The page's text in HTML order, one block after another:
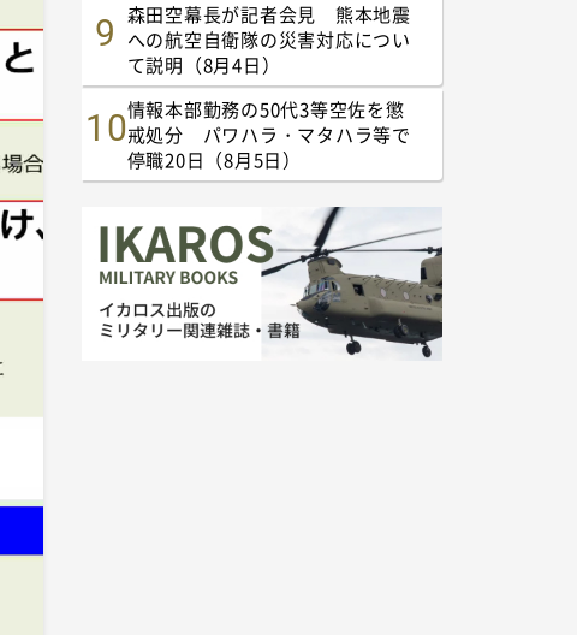
森田空幕長が記者会見 熊本地震
への航空自衛隊の災害対応につい
て説明（8月4日）
情報本部勤務の50代3等空佐を懲
戒処分 パワハラ・マタハラ等で
停職20日（8月5日）